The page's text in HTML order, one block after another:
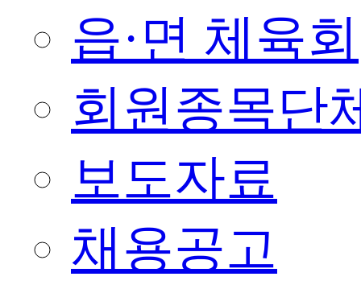
읍·면 체육회
회원종목단
보도자료
채용공고